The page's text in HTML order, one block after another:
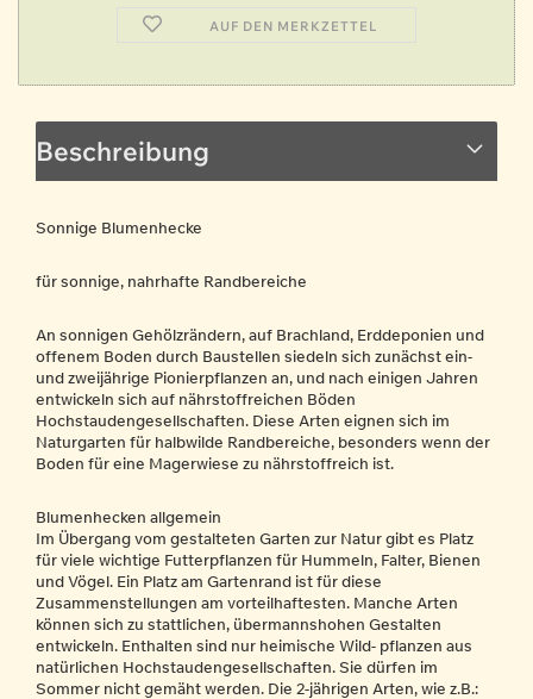
AUF DEN MERKZETTEL
Beschreibung
Sonnige Blumenhecke
für sonnige, nahrhafte Randbereiche
An sonnigen Gehölzrändern, auf Brachland, Erddeponien und
offenem Boden durch Baustellen siedeln sich zunächst ein-
und zweijährige Pionierpflanzen an, und nach einigen Jahren
entwickeln sich auf nährstoffreichen Böden
Hochstaudengesellschaften. Diese Arten eignen sich im
Naturgarten für halbwilde Randbereiche, besonders wenn der
Boden für eine Magerwiese zu nährstoffreich ist.
Blumenhecken allgemein
Im Übergang vom gestalteten Garten zur Natur gibt es Platz
für viele wichtige Futterpflanzen für Hummeln, Falter, Bienen
und Vögel. Ein Platz am Gartenrand ist für diese
Zusammenstellungen am vorteilhaftesten. Manche Arten
können sich zu stattlichen, übermannshohen Gestalten
entwickeln. Enthalten sind nur heimische Wild- pflanzen aus
natürlichen Hochstaudengesellschaften. Sie dürfen im
Sommer nicht gemäht werden. Die 2-jährigen Arten, wie z.B.: